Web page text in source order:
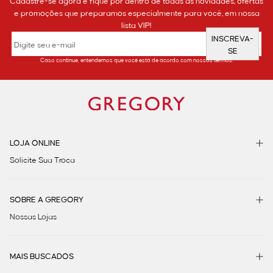
e promoções que preparamos especialmente para você, em nossa
lista VIP!
INSCREVA-
SE
Caso continue, entendemos que você está de acordo com nossos termos.
LOJA ONLINE
Solicite Sua Troca
SOBRE A GREGORY
Nossas Lojas
MAIS BUSCADOS